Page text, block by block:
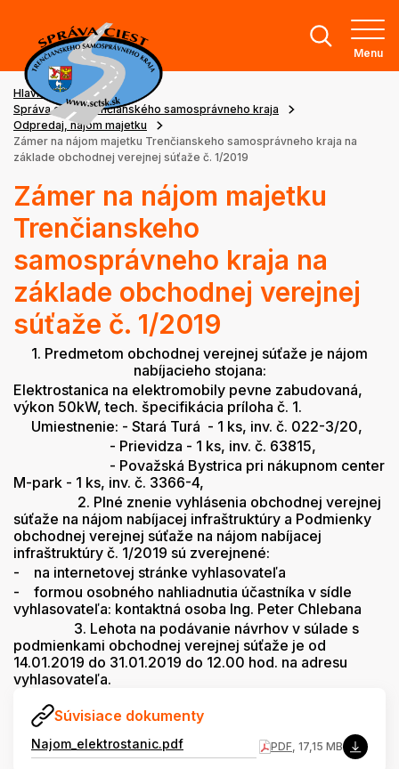
Menu
Hlavná stránka
Správa ciest Trenčianského samosprávneho kraja
Odpredaj, nájom majetku
Zámer na nájom majetku Trenčianskeho samosprávneho kraja na
základe obchodnej verejnej súťaže č. 1/2019
Zámer na nájom majetku
Trenčianskeho
samosprávneho kraja na
základe obchodnej verejnej
súťaže č. 1/2019
1. Predmetom obchodnej verejnej súťaže je nájom
nabíjacieho stojana:
Elektrostanica na elektromobily pevne zabudovaná,
výkon 50kW, tech. špecifikácia príloha č. 1.
Umiestnenie: - Stará Turá - 1 ks, inv. č. 022-3/20,
- Prievidza - 1 ks, inv. č. 63815,
- Považská Bystrica pri nákupnom center
M-park - 1 ks, inv. č. 3366-4,
2. Plné znenie vyhlásenia obchodnej verejnej
súťaže na nájom nabíjacej infraštruktúry a Podmienky
obchodnej verejnej súťaže na nájom nabíjacej
infraštruktúry č. 1/2019 sú zverejnené:
- na internetovej stránke vyhlasovateľa
- formou osobného nahliadnutia účastníka v sídle
vyhlasovateľa: kontaktná osoba Ing. Peter Chlebana
3. Lehota na podávanie návrhov v súlade s
podmienkami obchodnej verejnej súťaže je od
14.01.2019 do 31.01.2019 do 12.00 hod. na adresu
vyhlasovateľa.
Súvisiace dokumenty
Najom_elektrostanic.pdf PDF, 17,15 MB